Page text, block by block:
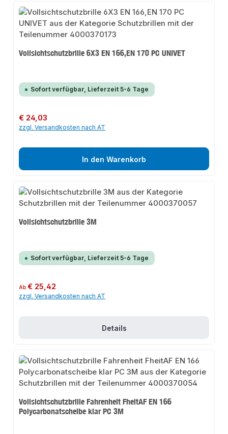
Vollsichtschutzbrille 6X3 EN 166,EN 170 PC UNIVET
Sofort verfügbar, Lieferzeit 5-6 Tage
Regulärer Preis:
€ 24,03
zzgl. Versandkosten nach AT
In den Warenkorb
Vollsichtschutzbrille 3M
Sofort verfügbar, Lieferzeit 5-6 Tage
Regulärer Preis:
Ab€ 25,42
zzgl. Versandkosten nach AT
Details
Vollsichtschutzbrille Fahrenheit FheitAF EN 166
Polycarbonatscheibe klar PC 3M